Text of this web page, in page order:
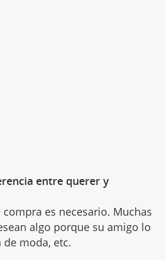
entre querer y
es necesario. Muchas
algo porque su amigo lo
moda, etc.